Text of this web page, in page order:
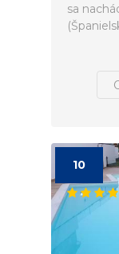
sa
10